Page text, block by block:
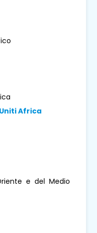
Africa
e del Medio